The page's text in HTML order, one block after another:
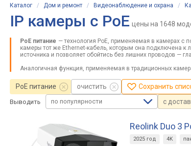
Каталог / Дом и ремонт / Видеонаблюдение и охрана /
IP камеры с PoE цены на 1648
PoE питание — технология PoE, применяемая в камерах с
камеры тот же Ethernet-кабель, которым она подключена к
источника и позволяет обойтись без лишних проводов —
Аналогичная функция, применяемая в традиционных
PoE питание очистить Сохранить
Выводить по популярности с
Reolink Duo 3
2025 год 4K